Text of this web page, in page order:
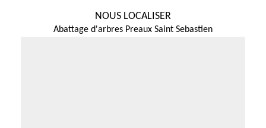
NOUS LOCALISER
Abattage d'arbres Preaux Saint Sebastien